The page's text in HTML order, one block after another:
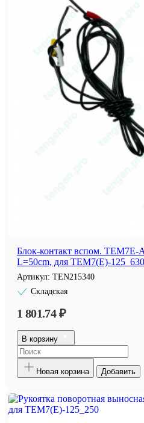
Блок-контакт вспом.
L=50cm, для TEM7(E)-125_630
Артикул: TEN215340
Складская
1 801.74 ₽
В корзину
Новая корзина Добавить